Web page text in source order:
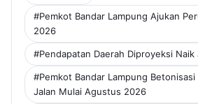
#Pemkot Bandar Lampung Ajukan
2026
#Pendapatan Daerah Diproyeksi Naik
#Pemkot Bandar Lampung Betonisasi
Jalan Mulai Agustus 2026